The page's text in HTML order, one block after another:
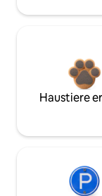
Haustiere